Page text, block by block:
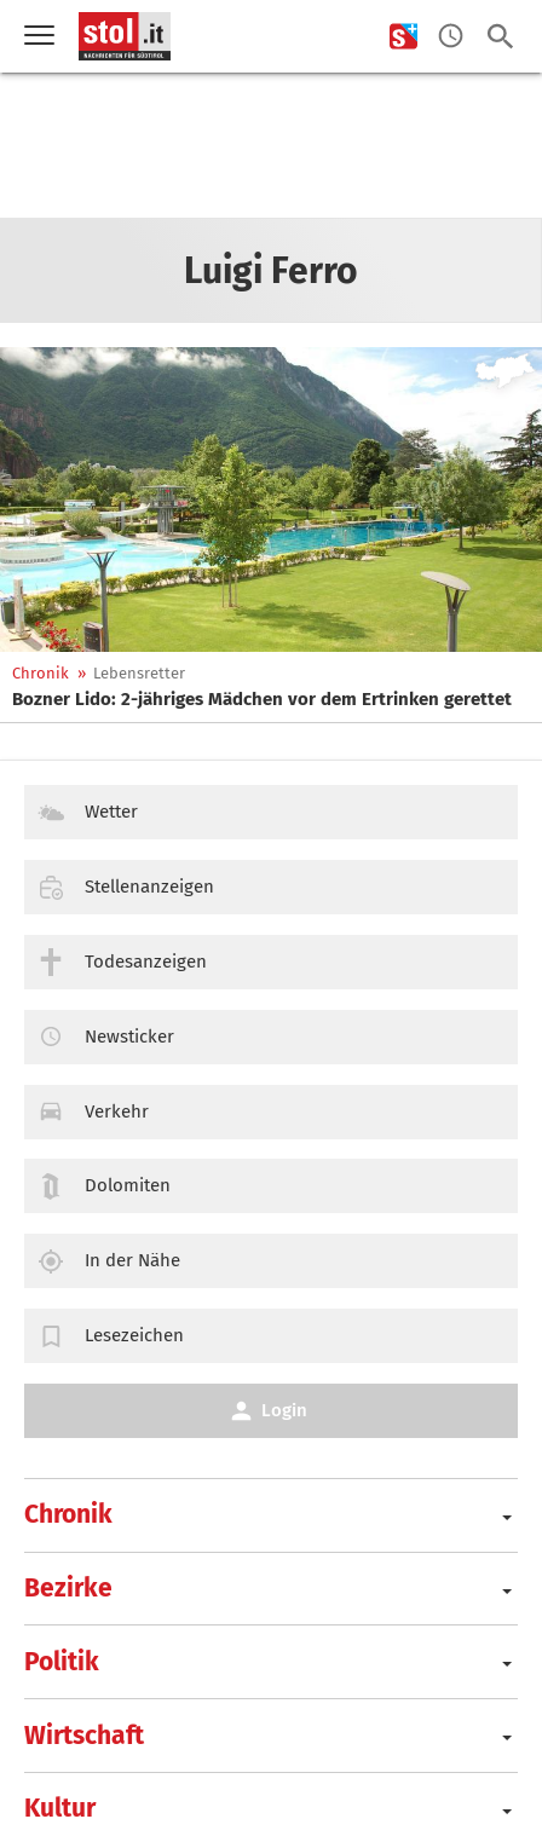
Luigi Ferro
Chronik » Lebensretter
Bozner Lido: 2-jähriges Mädchen vor dem Ertrinken gerettet
Chronik
Bezirke
Politik
Wirtschaft
Kultur
Wetter
Stellenanzeigen
Todesanzeigen
Newsticker
Verkehr
Dolomiten
In der Nähe
Lesezeichen
Login